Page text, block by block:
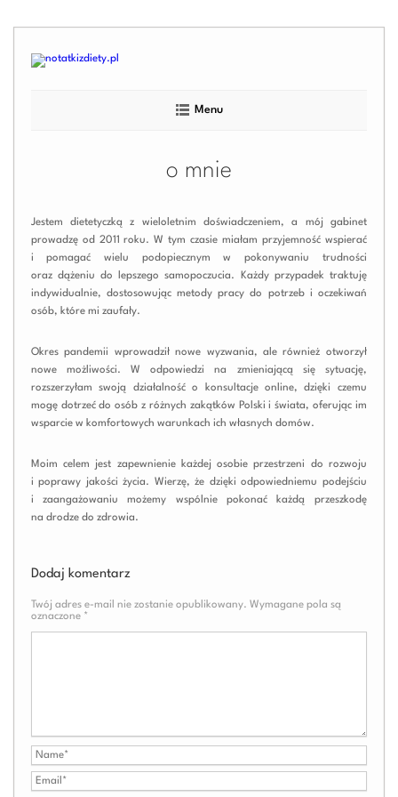
to
content
Menu
o mnie
Jestem dietetyczką z wieloletnim doświadczeniem, a mój gabinet
prowadzę od 2011 roku. W tym czasie miałam przyjemność wspierać
i pomagać wielu podopiecznym w pokonywaniu trudności
oraz dążeniu do lepszego samopoczucia. Każdy przypadek traktuję
indywidualnie, dostosowując metody pracy do potrzeb i oczekiwań
osób, które mi zaufały.
Okres pandemii wprowadził nowe wyzwania, ale również otworzył
nowe możliwości. W odpowiedzi na zmieniającą się sytuację,
rozszerzyłam swoją działalność o konsultacje online, dzięki czemu
mogę dotrzeć do osób z różnych zakątków Polski i świata, oferując im
wsparcie w komfortowych warunkach ich własnych domów.
Moim celem jest zapewnienie każdej osobie przestrzeni do rozwoju
i poprawy jakości życia. Wierzę, że dzięki odpowiedniemu podejściu
i zaangażowaniu możemy wspólnie pokonać każdą przeszkodę
na drodze do zdrowia.
Dodaj komentarz
Twój adres e-mail nie zostanie opublikowany. Wymagane pola są
oznaczone *